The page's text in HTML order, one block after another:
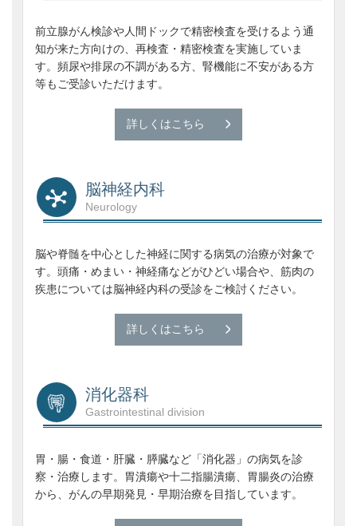
前立腺がん検診や人間ドックで精密検査を受けるよう通
知が来た方向けの、再検査・精密検査を実施していま
す。頻尿や排尿の不調がある方、腎機能に不安がある方
等もご受診いただけます。
詳しくはこちら
脳神経内科
Neurology
脳や脊髄を中心とした神経に関する病気の治療が対象で
す。頭痛・めまい・神経痛などがひどい場合や、筋肉の
疾患については脳神経内科の受診をご検討ください。
詳しくはこちら
消化器科
Gastrointestinal division
胃・腸・食道・肝臓・膵臓など「消化器」の病気を診
察・治療します。胃潰瘍や十二指腸潰瘍、胃腸炎の治療
から、がんの早期発見・早期治療を目指しています。